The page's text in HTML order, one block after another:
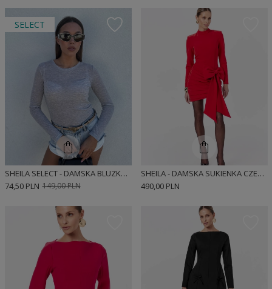
SELECT
SHEILA SELECT - DAMSKA BLUZKA SZARA 'MARLEY GRAY'
149,00 PLN
74,50 PLN
SHEILA - DAMSKA SUKIENKA CZERWONA Z ODPINANĄ KOKARDĄ I DŁUGIM RĘKAWEM MINI 'VALENTINA'
490,00 PLN